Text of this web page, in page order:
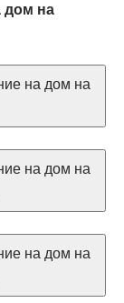
дом на
на дом на
на дом на
на дом на